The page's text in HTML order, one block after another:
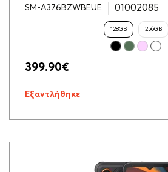
SM-A376BZWBEUE 01002085
128GB 256GB
399.90€
Εξαντλήθηκε